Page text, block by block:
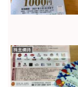
株主優待